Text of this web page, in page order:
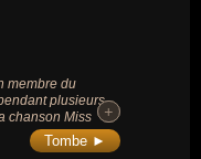
membre du
plusieurs
chanson Miss
Hunting,
du cinéma dans
+
+
Tombe ►